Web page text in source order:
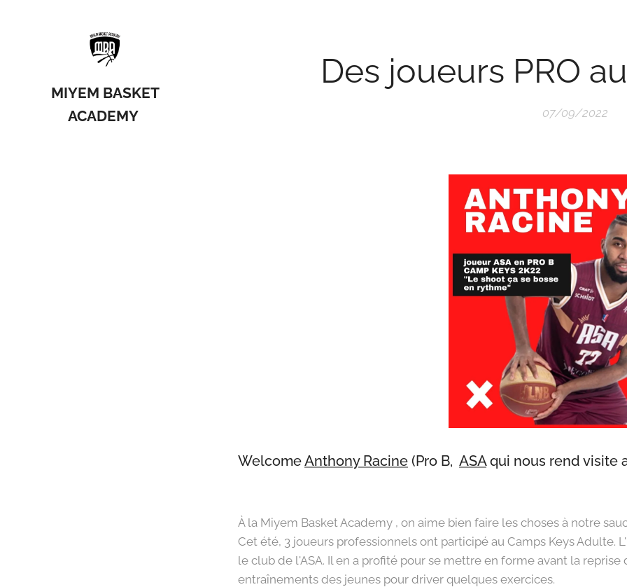
MIYEM BASKET
ACADEMY
Des joueurs PRO
07/09/2022
WelcomeAnthony Racine (Pro B, ASAqui nous rend visite
À la Miyem Basket Academy , on aime bien faire les choses à notre
Cet été, 3 joueurs professionnels ont participé au Camps Keys Adulte.
le club de l'ASA. Il en a profité pour se mettre en forme avant la
entraînements des jeunes pour driver quelques exercices.